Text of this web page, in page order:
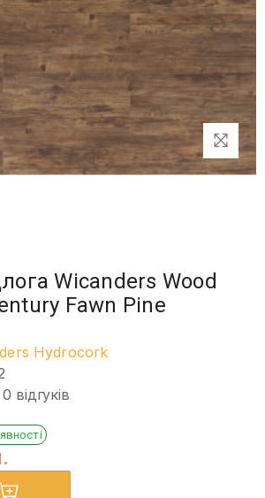
Wicanders Wood
Fawn Pine
Hydrocork
0 відгуків